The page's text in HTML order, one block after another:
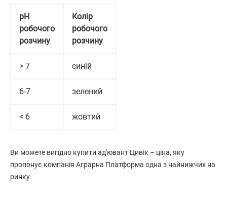
рН
робочого
розчину
Колір
робочого
розчину
> 7 синій
6-7 зелений
< 6 жовтий
Ви можете вигідно купити ад'ювант Цивік – ціна, яку
пропонує компанія Аграрна Платформа одна з найнижчих на
ринку